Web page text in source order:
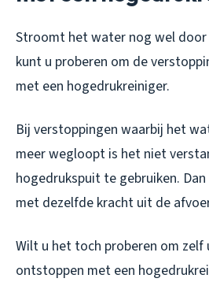
Stroomt het water nog wel door
kunt u proberen om de
met een hogedrukreiniger.
Bij verstoppingen waarbij het
meer wegloopt is het niet
hogedrukspuit te gebruiken.
met dezelfde kracht uit de
Wilt u het toch proberen om
ontstoppen met een